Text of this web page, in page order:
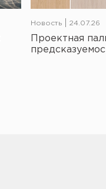
Новость 24.07.26
Проектная